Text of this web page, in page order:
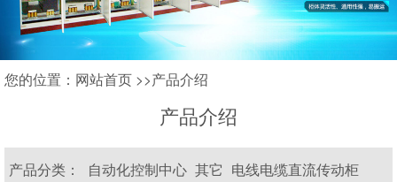
您的位置： 网站首页 >>产品介绍
产品介绍
产品分类： 自动化控制中心 其它 电线电缆直流传动柜